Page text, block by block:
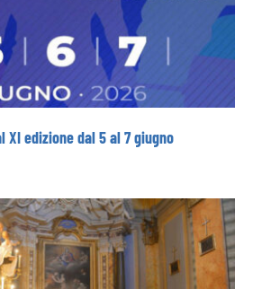
XI edizione dal 5 al 7
giugno
XI edizione dal 5 al 7 giugno